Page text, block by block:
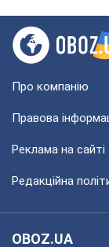
Про компанію
Правова
Реклама на сайті
Редакційна
OBOZ.UA